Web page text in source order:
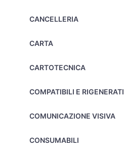
CANCELLERIA
CARTA
CARTOTECNICA
COMPATIBILI E RIGENERATI
COMUNICAZIONE VISIVA
CONSUMABILI